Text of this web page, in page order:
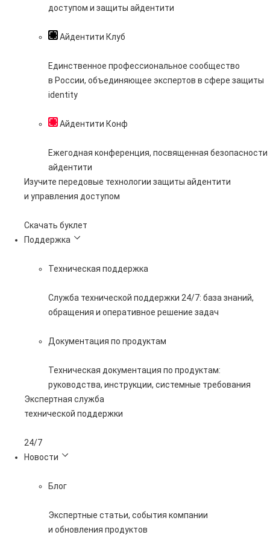
доступом и защиты айдентити
Айдентити Клуб
Единственное профессиональное сообщество
в России, объединяющее экспертов в сфере защиты
identity
Айдентити Конф
Ежегодная конференция, посвященная безопасности
айдентити
Изучите передовые технологии защиты айдентити
и управления доступом
Скачать буклет
Поддержка
Техническая поддержка
Служба технической поддержки 24/7: база знаний,
обращения и оперативное решение задач
Документация по продуктам
Техническая документация по продуктам:
руководства, инструкции, системные требования
Экспертная служба
технической поддержки
24/7
Новости
Блог
Экспертные статьи, события компании
и обновления продуктов